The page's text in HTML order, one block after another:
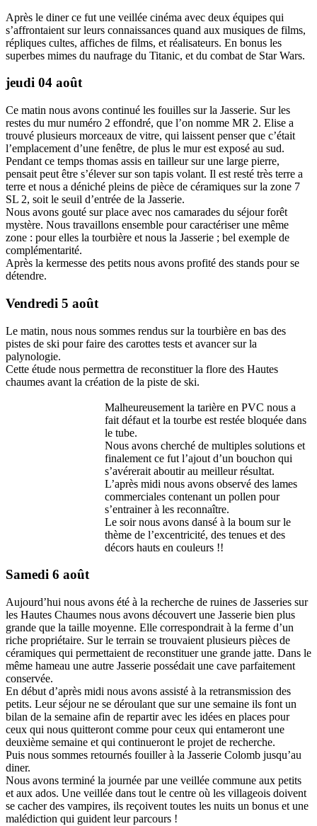
Après le diner ce fut une veillée cinéma avec deux équipes qui
s’affrontaient sur leurs connaissances quand aux musiques de films,
répliques cultes, affiches de films, et réalisateurs. En bonus les
superbes mimes du naufrage du Titanic, et du combat de Star Wars.
jeudi 04 août
Ce matin nous avons continué les fouilles sur la Jasserie. Sur les
restes du mur numéro 2 effondré, que l’on nomme MR 2. Elise a
trouvé plusieurs morceaux de vitre, qui laissent penser que c’était
l’emplacement d’une fenêtre, de plus le mur est exposé au sud.
Pendant ce temps thomas assis en tailleur sur une large pierre,
pensait peut être s’élever sur son tapis volant. Il est resté très terre a
terre et nous a déniché pleins de pièce de céramiques sur la zone 7
SL 2, soit le seuil d’entrée de la Jasserie.
Nous avons gouté sur place avec nos camarades du séjour forêt
mystère. Nous travaillons ensemble pour caractériser une même
zone : pour elles la tourbière et nous la Jasserie ; bel exemple de
complémentarité.
Après la kermesse des petits nous avons profité des stands pour se
détendre.
Vendredi 5 août
Le matin, nous nous sommes rendus sur la tourbière en bas des
pistes de ski pour faire des carottes tests et avancer sur la
palynologie.
Cette étude nous permettra de reconstituer la flore des Hautes
chaumes avant la création de la piste de ski.
Malheureusement la tarière en PVC nous a
fait défaut et la tourbe est restée bloquée dans
le tube.
Nous avons cherché de multiples solutions et
finalement ce fut l’ajout d’un bouchon qui
s’avérerait aboutir au meilleur résultat.
L’après midi nous avons observé des lames
commerciales contenant un pollen pour
s’entrainer à les reconnaître.
Le soir nous avons dansé à la boum sur le
thème de l’excentricité, des tenues et des
décors hauts en couleurs !!
Samedi 6 août
Aujourd’hui nous avons été à la recherche de ruines de Jasseries sur
les Hautes Chaumes nous avons découvert une Jasserie bien plus
grande que la taille moyenne. Elle correspondrait à la ferme d’un
riche propriétaire. Sur le terrain se trouvaient plusieurs pièces de
céramiques qui permettaient de reconstituer une grande jatte. Dans le
même hameau une autre Jasserie possédait une cave parfaitement
conservée.
En début d’après midi nous avons assisté à la retransmission des
petits. Leur séjour ne se déroulant que sur une semaine ils font un
bilan de la semaine afin de repartir avec les idées en places pour
ceux qui nous quitteront comme pour ceux qui entameront une
deuxième semaine et qui continueront le projet de recherche.
Puis nous sommes retournés fouiller à la Jasserie Colomb jusqu’au
diner.
Nous avons terminé la journée par une veillée commune aux petits
et aux ados. Une veillée dans tout le centre où les villageois doivent
se cacher des vampires, ils reçoivent toutes les nuits un bonus et une
malédiction qui guident leur parcours !